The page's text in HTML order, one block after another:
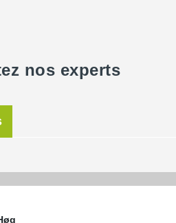
nos experts